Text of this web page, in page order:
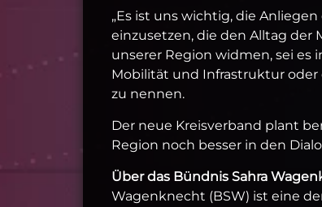
„Es ist uns wichtig, die
einzusetzen, die den Alltag der
unserer Region widmen, sei es
Mobilität und Infrastruktur
zu nennen.
Der neue Kreisverband plant
Region noch besser in den
Über das Bündnis Sahra
Wagenknecht (BSW) ist eine